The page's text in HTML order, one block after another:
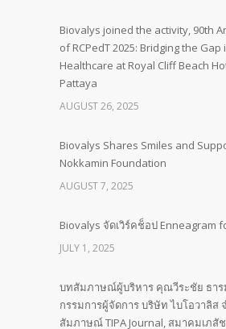
Biovalys joined the activity, 90th
of RCPedT 2025: Bridging the
Healthcare at Royal Cliff Beach
Pattaya
AUGUST 26, 2025
Biovalys Shares Smiles and
Nokkamin Foundation
AUGUST 7, 2025
Biovalys จัดเวิร์คช็อป Enneagram
JULY 1, 2025
บทสัมภาษณ์ผู้บริหาร คุณวีระชัย ธา
กรรมการผู้จัดการ บริษัท ไบโอวาลิส
สัมภาษณ์ TIPA Journal, สมาคมเภสั